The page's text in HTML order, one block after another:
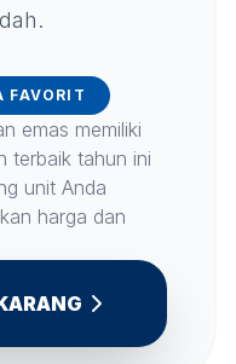
FAVORIT
emas memiliki
terbaik tahun ini
unit Anda
harga dan